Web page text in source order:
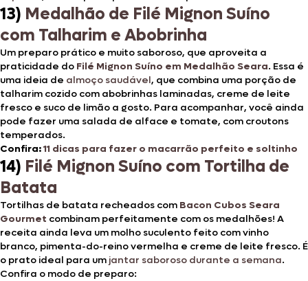
13) Medalhão de Filé Mignon Suíno
com Talharim e Abobrinha
Um preparo prático e muito saboroso, que aproveita a
praticidade do Filé Mignon Suíno em Medalhão Seara. Essa é
uma ideia de almoço saudável, que combina uma porção de
talharim cozido com abobrinhas laminadas, creme de leite
fresco e suco de limão a gosto. Para acompanhar, você ainda
pode fazer uma salada de alface e tomate, com croutons
temperados.
Confira:11 dicas para fazer o macarrão perfeito e soltinho
14) Filé Mignon Suíno com Tortilha de
Batata
Tortilhas de batata recheados com Bacon Cubos Seara
Gourmet combinam perfeitamente com os medalhões! A
receita ainda leva um molho suculento feito com vinho
branco, pimenta-do-reino vermelha e creme de leite fresco. É
o prato ideal para um jantar saboroso durante a semana.
Confira o modo de preparo: